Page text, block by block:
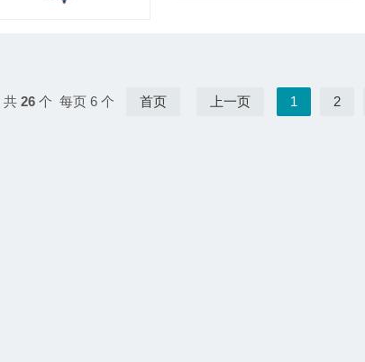
共 26个 每页 6 个 首页 上一页 1 2